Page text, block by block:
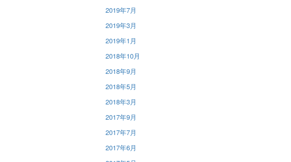
2019年7月
2019年3月
2019年1月
2018年10月
2018年9月
2018年5月
2018年3月
2017年9月
2017年7月
2017年6月